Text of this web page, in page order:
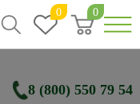
0 0
8 (800) 550 79 54